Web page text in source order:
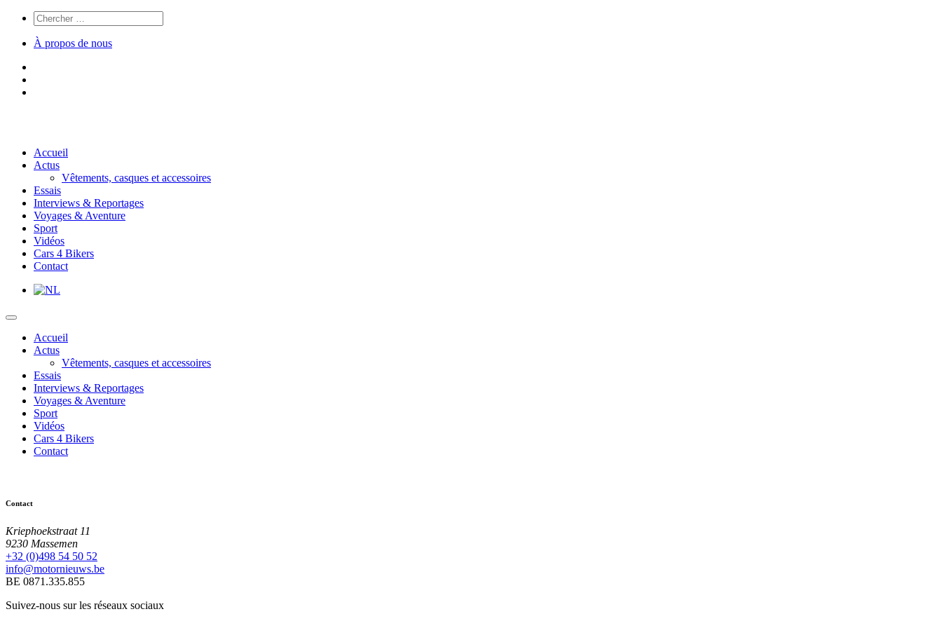
À propos de nous
Accueil
Actus
Vêtements, casques et accessoires
Essais
Interviews & Reportages
Voyages & Aventure
Sport
Vidéos
Cars 4 Bikers
Contact
Accueil
Actus
Vêtements, casques et accessoires
Essais
Interviews & Reportages
Voyages & Aventure
Sport
Vidéos
Cars 4 Bikers
Contact
Contact
Kriephoekstraat 11
9230 Massemen
+32 (0)498 54 50 52
info@motornieuws.be
BE 0871.335.855
Suivez-nous sur les réseaux sociaux